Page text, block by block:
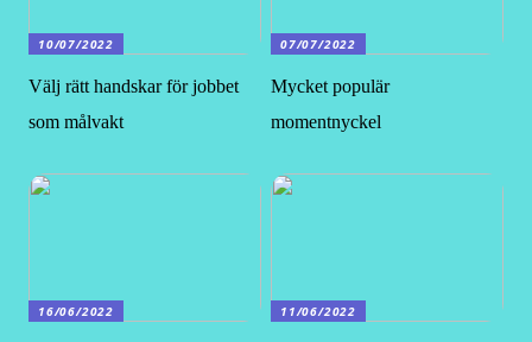
10/07/2022
Välj rätt handskar för jobbet
som målvakt
07/07/2022
Mycket populär
momentnyckel
16/06/2022 11/06/2022